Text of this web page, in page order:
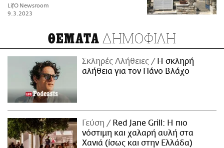
LifO Newsroom
9.3.2023
ΘΕΜΑΤΑ ΔΗΜΟΦΙΛΗ
Σκληρές Αλήθειες
H σκληρή
αλήθεια για τον Πάνο Βλάχο
Γεύση
Red Jane Grill: Η πιο
νόστιμη και χαλαρή αυλή στα
Χανιά (ίσως και στην Ελλάδα)